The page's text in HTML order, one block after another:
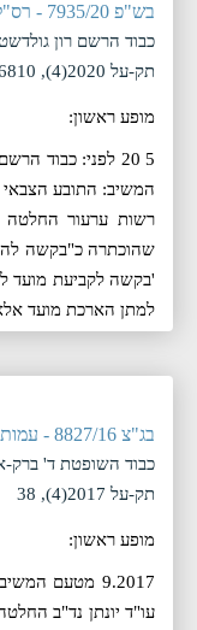
מאזכרים
סדר:
בש"פ 7935/20 - רס"ל לי-עוז כהן נ' התובע הצבאי הראשי
כבוד הרשם רון
תק-על 2020(4), 6810
מופע ראשון:
5 20 לפני: כבוד הרשם רון גולדשטיין המבקש: רס"ל לי-
המשיב: התובע
רשות ערעור
שהוכתרה כ"בקשה
'בקשה לקביעת מועד
למתן הארכת מועד
בג"צ 8827/16 - עמותת נפש החיים נ' המנהל האזרחי באיו"ש
כבוד השופטת ד' ברק-
תק-על 2017(4), 38
מופע ראשון:
9.2017 מטעם המשיב בשם העותרת: עו"ד